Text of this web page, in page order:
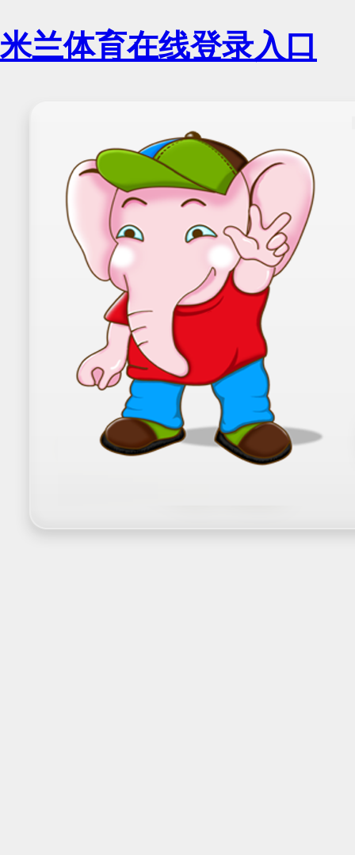
米兰体育在线登录入口